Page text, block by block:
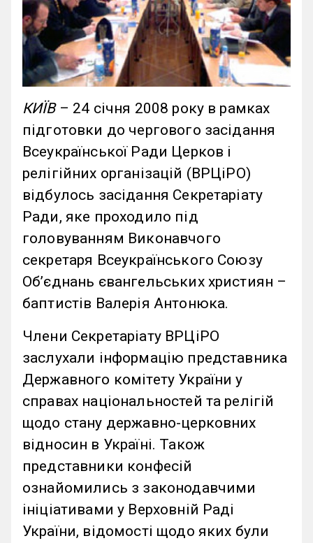
КИЇВ– 24 січня 2008 року в рамках
підготовки до чергового засідання
Всеукраїнської Ради Церков і
релігійних організацій (ВРЦіРО)
відбулось засідання Секретаріату
Ради, яке проходило під
головуванням Виконавчого
секретаря Всеукраїнського Союзу
Об’єднань євангельських християн –
баптистів Валерія Антонюка.
Члени Секретаріату ВРЦіРО
заслухали інформацію представника
Державного комітету України у
справах національностей та релігій
щодо стану державно-церковних
відносин в Україні. Також
представники конфесій
ознайомились з законодавчими
ініціативами у Верховній Раді
України, відомості щодо яких були